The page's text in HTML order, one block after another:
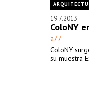
19.7.2013
ColoNY
a77
ColoNY
su muestra